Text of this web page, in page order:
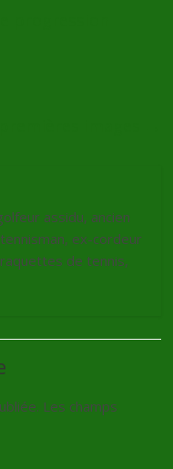
assidu, ancien
ex-cordeur
de tennis,
Les champs